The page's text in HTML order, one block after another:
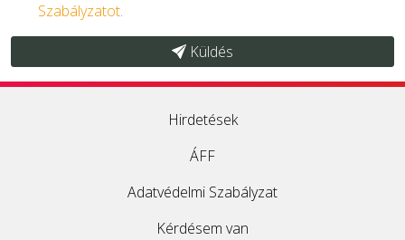
Szabályzatot.
Küldés
Hirdetések
ÁFF
Adatvédelmi Szabályzat
Kérdésem van